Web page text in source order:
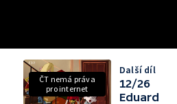
ČT nemá práva
pro internet
Další díl
12/26
Eduard